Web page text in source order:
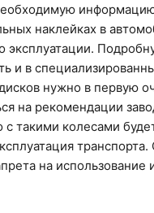
наклейках в
эксплуатации.
и в
нужно в первую
на рекомендации
с такими колесами
транспорта.
на использование